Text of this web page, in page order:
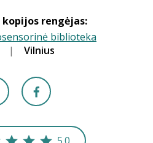
rengėjas:
biblioteka
| Vilnius